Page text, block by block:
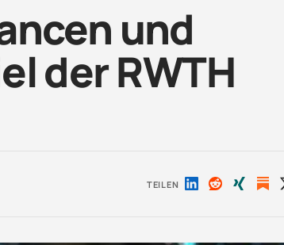
und
der RWTH
TEILEN Auf Auf Auf